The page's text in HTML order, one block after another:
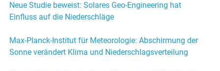
Neue Studie beweist: Solares Geo-Engineering hat
Einfluss auf die Niederschläge
Max-Planck-Institut für Meteorologie: Abschirmung der
Sonne verändert Klima und Niederschlagsverteilung